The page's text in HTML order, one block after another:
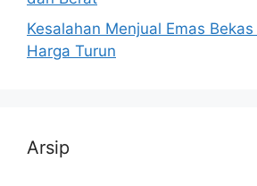
Kesalahan Menjual Emas
Harga Turun
Arsip